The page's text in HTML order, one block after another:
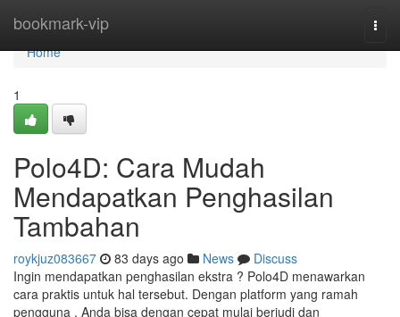
bookmark-vip
Home
Home
1
Polo4D: Cara Mudah
Mendapatkan Penghasilan
Tambahan
roykjuz083667 83 days ago News
Discuss
Ingin mendapatkan penghasilan ekstra ? Polo4D menawarkan
cara praktis untuk hal tersebut. Dengan platform yang ramah
pengguna , Anda bisa dengan cepat mulai berjudi dan